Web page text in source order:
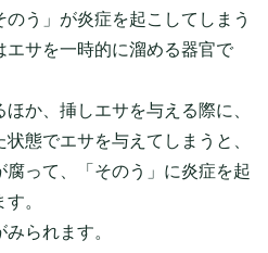
う」が炎症を起こしてしまう
サを一時的に溜める器官で
か、挿しエサを与える際に、
状態でエサを与えてしまうと、
腐って、「そのう」に炎症を起
。
られます。